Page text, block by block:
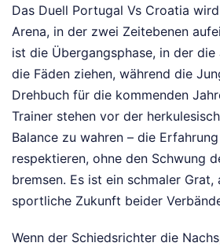
Das Duell Portugal Vs Croatia
Arena, in der zwei Zeitebenen
ist die Übergangsphase, in der
die Fäden ziehen, während die
Drehbuch für die kommenden
Trainer stehen vor der
Balance zu wahren – die
respektieren, ohne den Schwung
bremsen. Es ist ein schmaler
sportliche Zukunft beider
Wenn der Schiedsrichter die